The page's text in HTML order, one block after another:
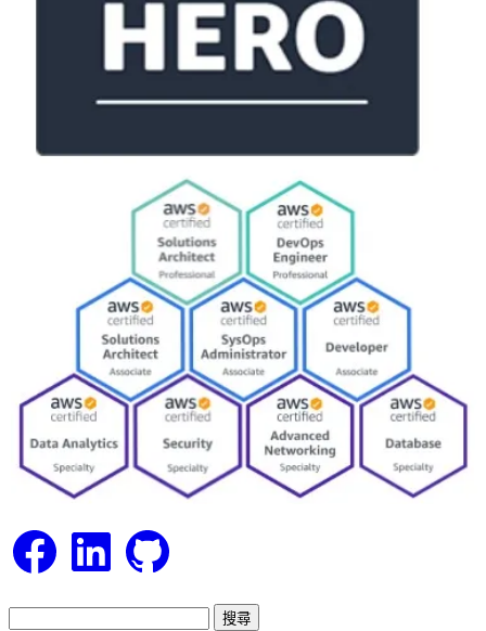
FacebookLinkedIn GitHub